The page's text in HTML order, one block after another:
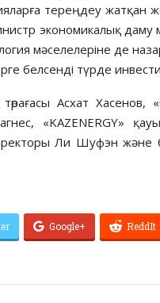
тереңдеу жатқан
экономикалық даму
мәселелеріне де
белсенді түрде
Асхат Хасенов,
«KAZENERGY»
Ли Шуфэн және
Google+ ReddIt